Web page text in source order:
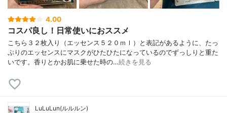
4.00
コスパ良し！日常使いにおススメ
こちら３２枚入り（エッセンス５２０ｍｌ）と表記があるように、たっ
ぷりのエッセンスにマスクがひたひたになっているのでずっしりと重た
いです。香りとかお肌に乗せた時の…続きを見る
LuLuLun(ルルルン)